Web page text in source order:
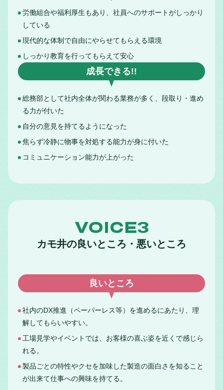
労働組合や福利厚生もあり、社員へのサポートがしっかり
している
現代的な体制で自由にやらせてもらえる環境
しっかり教育を行ってもらえて安心
成長できる!!
総務部として社内全体が関わる業務が多く、段取り・進め
る力が付いた
自分の意見を持てるようになった
焦らず冷静に物事を対処する能力が身に付いた
コミュニケーション能力が上がった
VOICE3
カモ井の良いところ・悪いところ
良いところ
社内のDX推進（ペーパーレス等）を進めるにあたり、理
解してもらいやすい。
工場見学やイベントでは、お客様の喜ぶ姿を近くで感じら
れる。
製品ごとの特性やクセを加味した製造の面白さを知ること
が出来て仕事への興味を持てる。